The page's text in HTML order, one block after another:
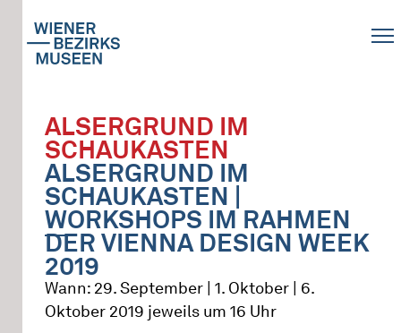
ALSERGRUND IM
SCHAUKASTEN
ALSERGRUND IM
SCHAUKASTEN |
WORKSHOPS IM RAHMEN
DER VIENNA DESIGN WEEK
2019
Wann: 29. September | 1. Oktober | 6.
Oktober 2019 jeweils um 16 Uhr